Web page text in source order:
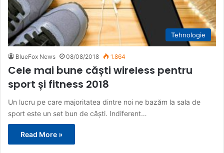
Tehnologie
BlueFox News 08/08/2018 1.864
Cele mai bune căști wireless pentru
sport și fitness 2018
Un lucru pe care majoritatea dintre noi ne bazăm la sala de
sport este un set bun de căști. Indiferent…
Read More »